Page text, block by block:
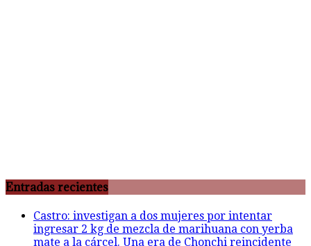
Entradas recientes
Castro: investigan a dos mujeres por intentar
ingresar 2 kg de mezcla de marihuana con yerba
mate a la cárcel. Una era de Chonchi reincidente